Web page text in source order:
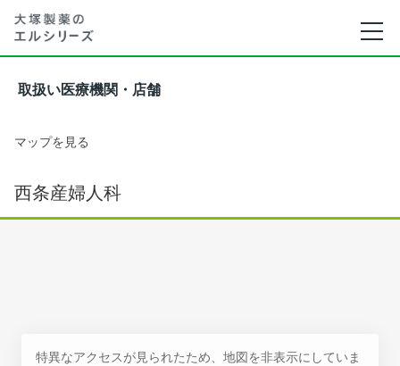
取扱い医療機関・店舗
マップを見る
西条産婦人科
特異なアクセスが見られたため、地図を非表示にしていま